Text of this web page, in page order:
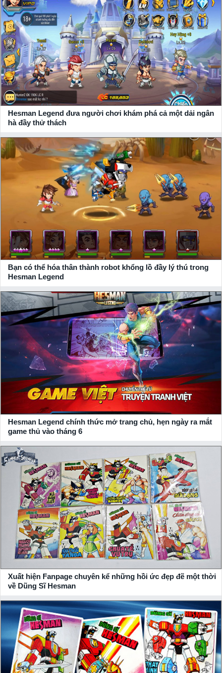
chuẩn xác nhất, chính thống nhất từNPH.
Nhận giftcode game Hesman Legend siêu giá trị
Hãy đồng hành cùng xemgame.com để cập nhật những thông
tin mới nhất về tựa game này và đồng thời thu về thật nhiều
giftcode, vip codegame giá trị từNPHgửi tặng.
Hesman Legend đưa người chơi khám phá cả một dải ngân
hà đầy thử thách
Bạn có thể hóa thân thành robot khổng lồ đầy lý thú trong
Hesman Legend
Hesman Legend chính thức mở trang chủ, hẹn ngày ra mắt
game thủ vào tháng 6
Xuất hiện Fanpage chuyên kể những hồi ức đẹp đẽ một thời
về Dũng Sĩ Hesman